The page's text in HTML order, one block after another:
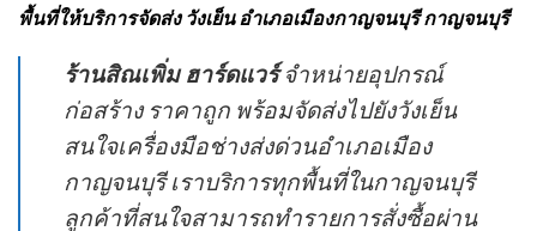
พื้นที่ให้บริการจัดส่ง วังเย็น อำเภอเมืองกาญจนบุรี กาญจนบุรี
ร้านสิณเพิ่ม ฮาร์ดแวร์จำหน่ายอุปกรณ์
ก่อสร้าง ราคาถูก พร้อมจัดส่งไปยังวังเย็น
สนใจเครื่องมือช่างส่งด่วนอำเภอเมือง
กาญจนบุรี เราบริการทุกพื้นที่ในกาญจนบุรี
ลูกค้าที่สนใจสามารถทำรายการสั่งซื้อผ่าน